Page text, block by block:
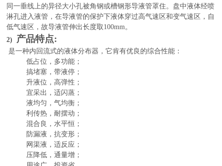
同一垂线上的异径大小孔被角钢或槽钢形导液管罩住。盘中液体经喷
淋孔进入液管，在导液管的保护下液体穿过高气速区和变气速区，自
低气速区，故导液管伸出长度取100mm。
2)
产品特点:
是一种内回流式的液体分布器，它肯有优良的综合性能：
低占位，多功能；
搞堵塞，带液停；
升液位，高弹性；
宜采出，适闪蒸；
液均匀，气均衡；
利传热，耐摆动；
混合良，水平恒；
防漏液，抗变形；
网渠液，适反应；
压降低，通量增；